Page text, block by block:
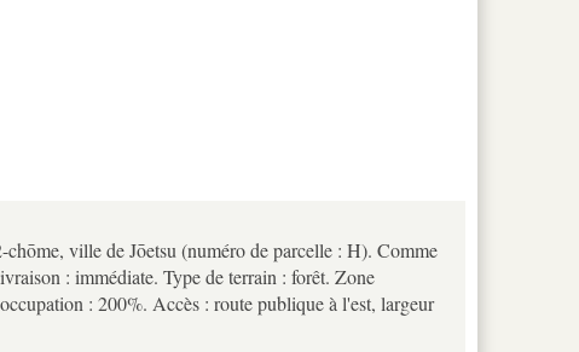
ville de Jōetsu (numéro de parcelle : H). Comme
: immédiate. Type de terrain : forêt. Zone
: 200%. Accès : route publique à l'est, largeur